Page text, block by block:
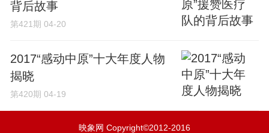
背后故事
第421期 04-20
2017“感动中原”十大年度人物
揭晓
第420期 04-19
映象网 Copyright©2012-2016